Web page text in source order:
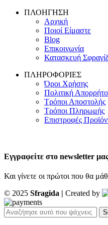
ΠΛΟΗΓΗΣΗ
Αρχική
Ποιοί Είμαστε
Blog
Επικοινωνία
Κατασκευή
ΠΛΗΡΟΦΟΡΙΕΣ
Όροι Χρήσης
Πολιτική
Τρόποι Αποστολής
Τρόποι Πληρωμής
Επιστροφές
Εγγραφείτε στο newsletter
Και γίνετε οι πρώτοι που θα
© 2025 Sfragida | Created by